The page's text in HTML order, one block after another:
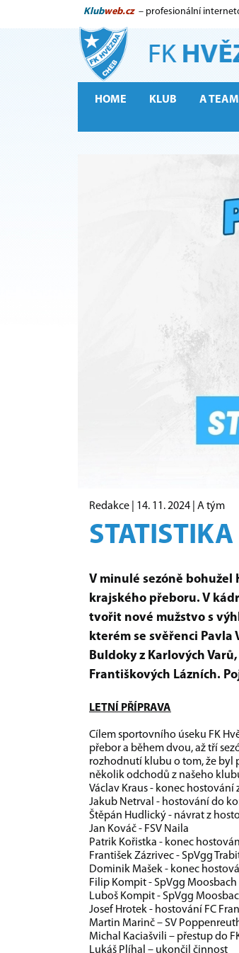
Klubweb.cz – profesionální
HOME KLUB A TEAM
Redakce | 14. 11. 2024 A tým
V minulé sezóně
krajského přeboru. V
tvořit nové mužstvo s
kterém se svěřenci
Buldoky z Karlových
Františkových Lázních.
LETNÍ PŘÍPRAVA
Cílem sportovního úseku FK
přebor a během dvou, až tří
rozhodnutí klubu o tom, že byl
několik odchodů z našeho
Václav Kraus - konec hostování
Jakub Netrval - hostování do
Štěpán Hudlický - návrat z
Jan Kováč - FSV Naila
Patrik Kořistka - konec
František Zázrivec - SpVgg
Dominik Mašek - konec
Filip Kompit - SpVgg Moosbach
Luboš Kompit - SpVgg
Josef Hrotek - hostování FC
Martin Marinč – SV
Michal Kaciašvili – přestup do
Lukáš Plíhal – ukončil činnost